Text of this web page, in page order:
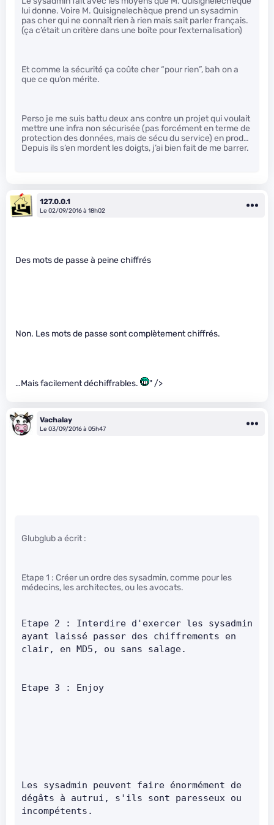
lui donne. Voire M. Quisignelechèque prend un sysadmin
pas cher qui ne connaît rien à rien mais sait parler français.
(ça c’était un critère dans une boîte pour l’externalisation)
Et comme la sécurité ça coûte cher “pour rien”, bah on a
que ce qu’on mérite.
Perso je me suis battu deux ans contre un projet qui voulait
mettre une infra non sécurisée (pas forcément en terme de
protection des données, mais de sécu du service) en prod…
Depuis ils s’en mordent les doigts, j’ai bien fait de me barrer.
127.0.0.1
Le 02/09/2016 à 18h02
Des mots de passe à peine chiffrés
Non. Les mots de passe sont complètement chiffrés.
…Mais facilement déchiffrables. " />
Vachalay
Le 03/09/2016 à 05h47
Glubglub a écrit :
Etape 1 : Créer un ordre des sysadmin, comme pour les
médecins, les architectes, ou les avocats.
Etape 2 : Interdire d'exercer les sysadmin
ayant laissé passer des chiffrements en
clair, en MD5, ou sans salage.
Etape 3 : Enjoy
Les sysadmin peuvent faire énormément de
dégâts à autrui, s'ils sont paresseux ou
incompétents.